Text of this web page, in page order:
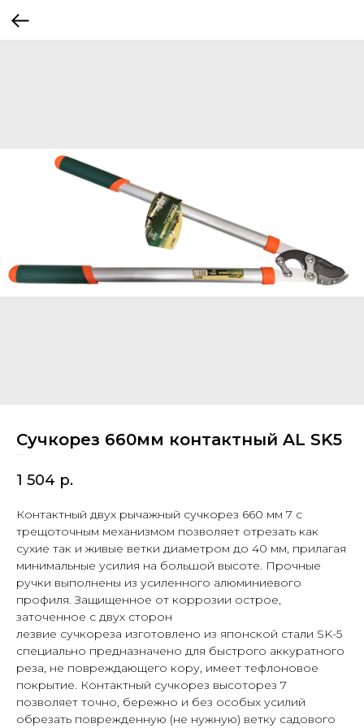
Сучкорез 660мм контактный AL SK5
1 504 р.
Контактный двух рычажный сучкорез 660 мм 7 с
трещоточным механизмом позволяет отрезать как
сухие так и живые ветки диаметром до 40 мм, прилагая
минимальные усилия на большой высоте. Прочные
ручки выполнены из усиленного алюминиевого
профиля. Защищенное от коррозии острое,
заточенное с двух сторон
лезвие сучкореза изготовлено из японской стали SK-5
специально предназначено для быстрого аккуратного
реза, не повреждающего кору, имеет тефлоновое
покрытие. Контактный сучкорез высоторез 7
позволяет точно, бережно и без особых усилий
обрезать поврежденную (не нужную) ветку садового